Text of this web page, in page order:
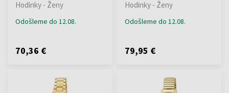
Hodinky - Ženy
Odošleme do 12.08.
70,36 €
Hodinky - Ženy
Odošleme do 12.08.
79,95 €